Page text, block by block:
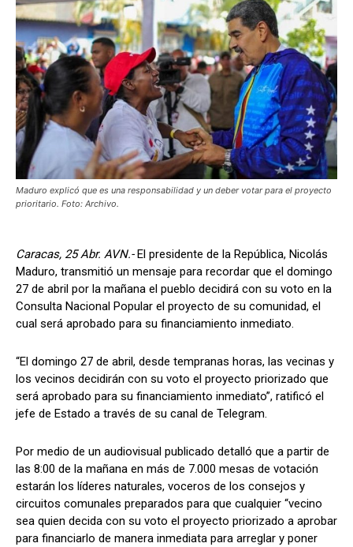
Maduro explicó que es una responsabilidad y un deber votar para el proyecto
prioritario. Foto: Archivo.
Caracas, 25 Abr. AVN.-El presidente de la República, Nicolás
Maduro, transmitió un mensaje para recordar que el domingo
27 de abril por la mañana el pueblo decidirá con su voto en la
Consulta Nacional Popular el proyecto de su comunidad, el
cual será aprobado para su financiamiento inmediato.
“El domingo 27 de abril, desde tempranas horas, las vecinas y
los vecinos decidirán con su voto el proyecto priorizado que
será aprobado para su financiamiento inmediato”, ratificó el
jefe de Estado a través de su canal de Telegram.
Por medio de un audiovisual publicado detalló que a partir de
las 8:00 de la mañana en más de 7.000 mesas de votación
estarán los líderes naturales, voceros de los consejos y
circuitos comunales preparados para que cualquier “vecino
sea quien decida con su voto el proyecto priorizado a aprobar
para financiarlo de manera inmediata para arreglar y poner